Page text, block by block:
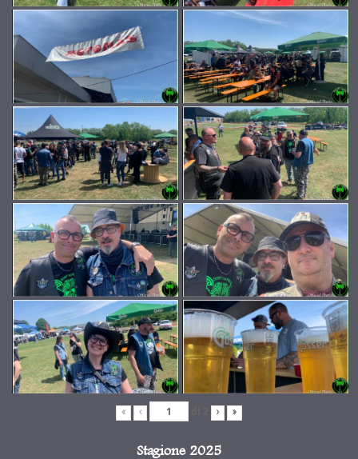
« ‹ › »
Stagione 2025